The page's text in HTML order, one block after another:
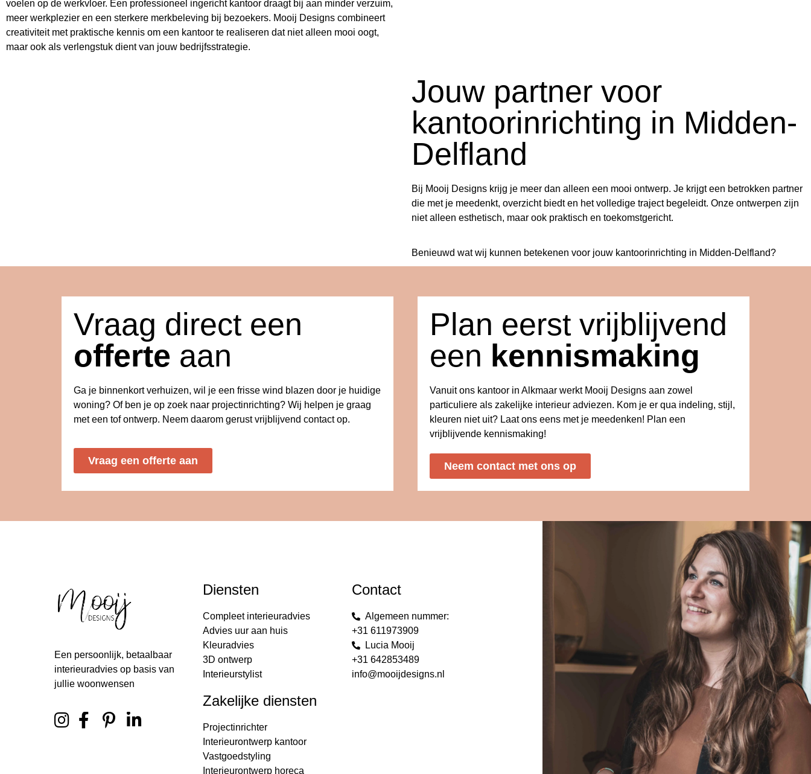
voelen op de werkvloer. Een professioneel ingericht kantoor draagt bij aan minder verzuim,
meer werkplezier en een sterkere merkbeleving bij bezoekers. Mooij Designs combineert
creativiteit met praktische kennis om een kantoor te realiseren dat niet alleen mooi oogt,
maar ook als verlengstuk dient van jouw bedrijfsstrategie.
Jouw partner voor
kantoorinrichting in Midden-
Delfland
Bij Mooij Designs krijg je meer dan alleen een mooi ontwerp. Je krijgt een betrokken partner
die met je meedenkt, overzicht biedt en het volledige traject begeleidt. Onze ontwerpen zijn
niet alleen esthetisch, maar ook praktisch en toekomstgericht.
Benieuwd wat wij kunnen betekenen voor jouw kantoorinrichting in Midden-Delfland?
Vraag direct een
offerte aan
Ga je binnenkort verhuizen, wil je een frisse wind blazen door je huidige
woning? Of ben je op zoek naar projectinrichting? Wij helpen je graag
met een tof ontwerp. Neem daarom gerust vrijblijvend contact op.
Vraag een offerte aan
Plan eerst vrijblijvend
een kennismaking
Vanuit ons kantoor in Alkmaar werkt Mooij Designs aan zowel
particuliere als zakelijke interieur adviezen. Kom je er qua indeling, stijl,
kleuren niet uit? Laat ons eens met je meedenken! Plan een
vrijblijvende kennismaking!
Neem contact met ons op
Een persoonlijk, betaalbaar
interieuradvies op basis van
jullie woonwensen
Diensten
Compleet interieuradvies
Advies uur aan huis
Kleuradvies
3D ontwerp
Interieurstylist
Zakelijke diensten
Projectinrichter
Interieurontwerp kantoor
Vastgoedstyling
Interieurontwerp horeca
Contact
Algemeen nummer:
+31 611973909
Lucia Mooij
+31 642853489
info@mooijdesigns.nl